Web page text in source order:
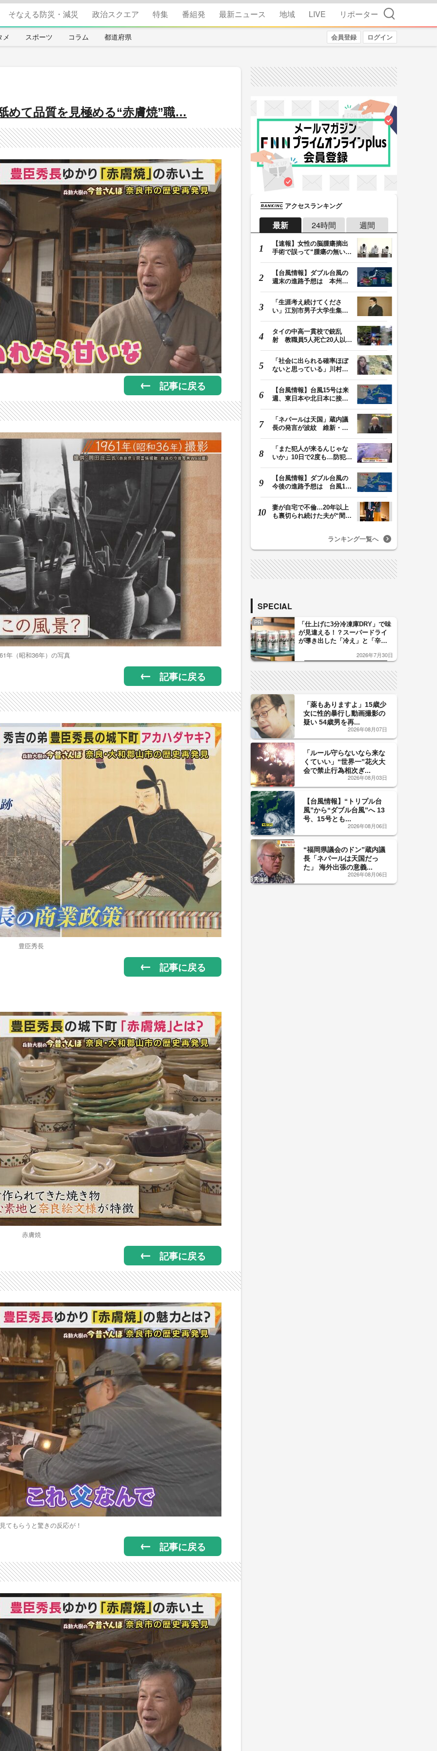
そなえる防災・減災 政治スクエア 特集 番組発 最新ニュース 地域 LIVE リポーター 検索
メ スポーツ コラム 都道府県 会員登録 ログイン
めて品質を見極める“赤膚焼”職…
記事に戻る
年（昭和36年）の写真
記事に戻る
豊臣秀長
記事に戻る
赤膚焼
記事に戻る
てもらうと驚きの反応が！
記事に戻る
アクセスランキング
最新 24時間 週間
【速報】女性の脳腫瘍摘出
手術で誤って“腫瘍の無い部
【台風情報】ダブル台風の
週末の進路予想は 本州は
「生涯考え続けてくださ
い」江別市男子大学生集団
タイの中高一貫校で銃乱
射 教職員5人死亡20人以上
「社会に出られる確率ほぼ
ないと思っている」川村葉
【台風情報】台風15号は来
週、東日本や北日本に接近
「ネパールは天国」蔵内議
長の発言が波紋 維新・吉
「また犯人が来るんじゃな
いか」10日で2度も…防犯カ
【台風情報】ダブル台風の
今後の進路予想は 台風13
妻が自宅で不倫…20年以上
も裏切られ続けた夫が“間
ランキング一覧へ
SPECIAL
PR
「仕上げに3分冷凍庫DRY」で味
が見違える！？スーパードライ
が導き出した「冷え」と「辛
した「辛口カーブ」が飲み頃の
2026年7月30日
「薬もありますよ」15歳少
女に性的暴行し動画撮影の
疑い 54歳男を再...
2026年08月07日
「ルール守らないなら来な
くていい」“世界一”花火大
会で禁止行為相次ぎ...
2026年08月03日
【台風情報】“トリプル台
風”から“ダブル台風”へ 13
号、15号とも...
2026年08月06日
“福岡県議会のドン”蔵内議
長「ネパールは天国だっ
た」 海外出張の意義...
2026年08月06日